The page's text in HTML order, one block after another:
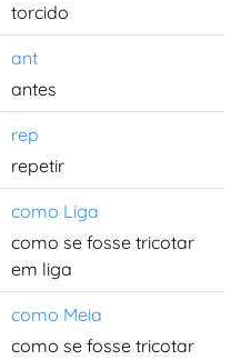
torcido
ant
antes
rep
repetir
como Liga
como se fosse tricotar
em liga
como Meia
como se fosse tricotar